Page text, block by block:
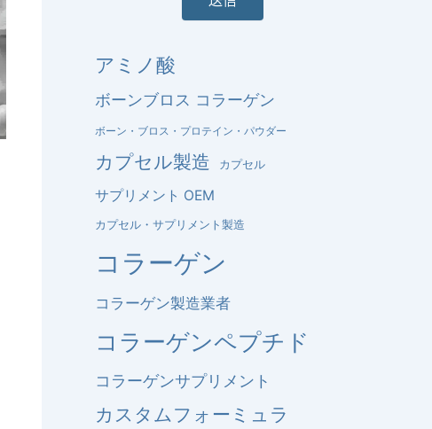
アミノ酸
ボーンブロス コラーゲン
ボーン・ブロス・プロテイン・パウダー
カプセル製造 カプセル
サプリメント OEM
カプセル・サプリメント製造
コラーゲン
コラーゲン製造業者
コラーゲンペプチド
コラーゲンサプリメント
カスタムフォーミュラ